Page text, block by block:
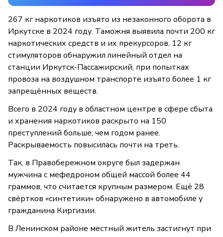
267 кг наркотиков изъято из незаконного оборота в
Иркутске в 2024 году. Таможня выявила почти 200 кг
наркотических средств и их прекурсоров, 12 кг
стимуляторов обнаружил линейный отдел на
станции Иркутск-Пассажирский, при попытках
провоза на воздушном транспорте изъято более 1 кг
запрещённых веществ.
Всего в 2024 году в областном центре в сфере сбыта
и хранения наркотиков раскрыто на 150
преступлений больше, чем годом ранее.
Раскрываемость повысилась почти на треть.
Так, в Правобережном округе был задержан
мужчина с мефедроном общей массой более 44
граммов, что считается крупным размером. Ещё 28
свёртков «синтетики» обнаружено в автомобиле у
гражданина Киргизии.
В Ленинском районе местный житель застигнут при